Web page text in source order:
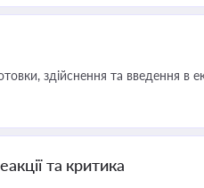
здійснення та введення в
та критика